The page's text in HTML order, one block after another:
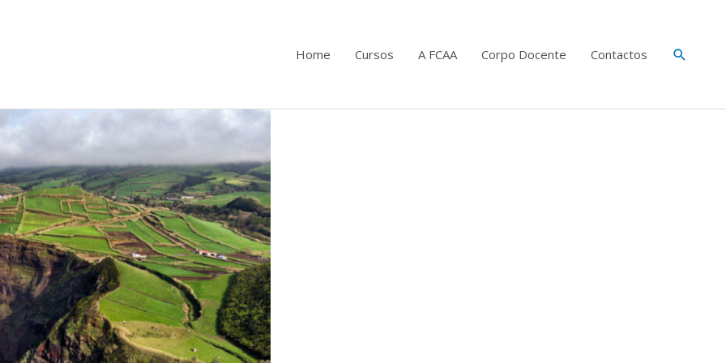
Home Cursos A FCAA Corpo Docente Contactos Search